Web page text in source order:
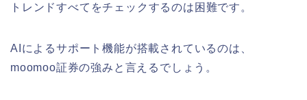
トレンドすべてをチェックするのは困難です。
AIによるサポート機能が搭載されているのは、
moomoo証券の強みと言えるでしょう。